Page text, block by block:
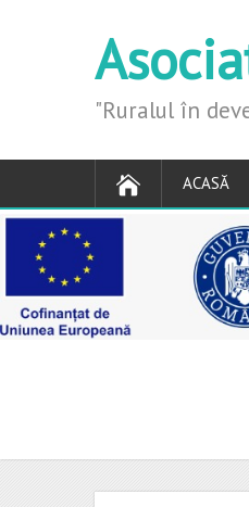
"Ruralul în
ACASĂ